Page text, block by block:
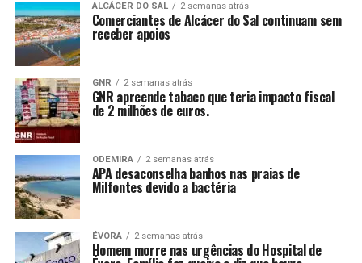
ALCÁCER DO SAL 2 semanas atrás
Comerciantes de Alcácer do Sal continuam sem
receber apoios
GNR 2 semanas atrás
GNR apreende tabaco que teria impacto fiscal
de 2 milhões de euros.
ODEMIRA 2 semanas atrás
APA desaconselha banhos nas praias de
Milfontes devido a bactéria
ÉVORA 2 semanas atrás
Homem morre nas urgências do Hospital de